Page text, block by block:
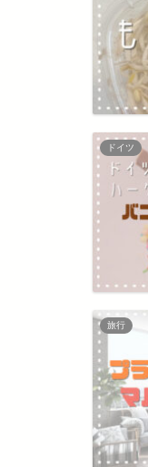
ドイツ
旅行